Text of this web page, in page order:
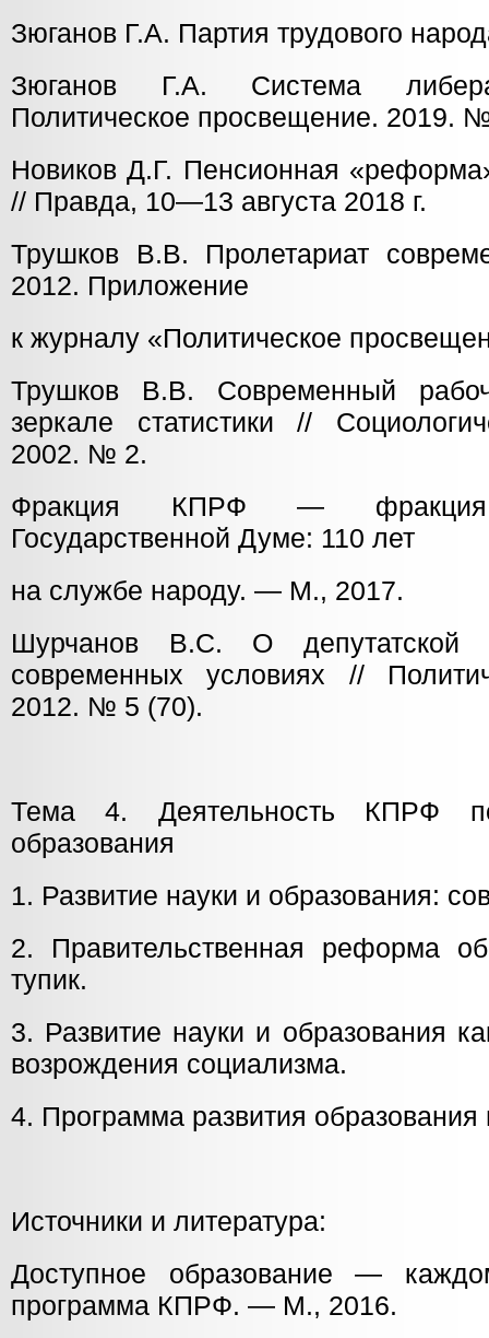
Зюганов Г.А. Партия трудового
Зюганов Г.А. Система
Политическое просвещение. 2019.
Новиков Д.Г. Пенсионная
// Правда, 10—13 августа 2018 г.
Трушков В.В. Пролетариат
2012. Приложение
к журналу «Политическое
Трушков В.В. Современный
зеркале статистики //
2002. № 2.
Фракция КПРФ — фракция
Государственной Думе: 110 лет
на службе народу. — М., 2017.
Шурчанов В.С. О
современных условиях //
2012. № 5 (70).
Тема 4. Деятельность КПРФ
образования
1. Развитие науки и образования:
2. Правительственная реформа
тупик.
3. Развитие науки и образования
возрождения социализма.
4. Программа развития
Источники и литература:
Доступное образование —
программа КПРФ. — М., 2016.